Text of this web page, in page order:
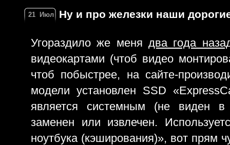
21 Июл Ну и про железки наши
Угораздило же меня два года
видеокартами (чтоб видео
чтоб побыстрее, на сайте-
модели установлен SSD
является системным (не виден
заменен или извлечен.
ноутбука (кэширования)», вот прям